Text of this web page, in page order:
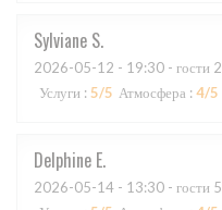
Sylviane S
2026-05-12 - 19:30 - гости 2
Услуги : 5/5 Атмосфера : 4/5
Delphine E
2026-05-14 - 13:30 - гости 5